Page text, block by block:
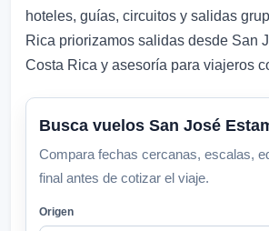
hoteles, guías, circuitos y salidas
Rica priorizamos salidas desde San
Costa Rica y asesoría para viajeros
Busca vuelos San José
Compara fechas cercanas, escalas,
final antes de cotizar el viaje.
Origen